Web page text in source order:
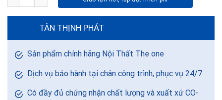
TÂN THỊNH PHÁT
Sản phẩm chính hãng Nội Thất The one
Dịch vụ bảo hành tại chân công trình, phục vụ 24/7
Có đầy đủ chứng nhận chất lượng và xuất xứ CO-